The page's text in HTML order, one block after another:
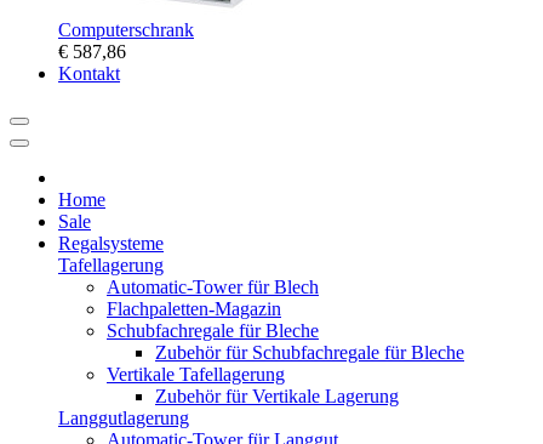
Computerschrank
€ 587,86
Kontakt
Home
Sale
Regalsysteme
Tafellagerung
Automatic-Tower für Blech
Flachpaletten-Magazin
Schubfachregale für Bleche
Zubehör für Schubfachregale für Bleche
Vertikale Tafellagerung
Zubehör für Vertikale Lagerung
Langgutlagerung
Automatic-Tower für Langgut